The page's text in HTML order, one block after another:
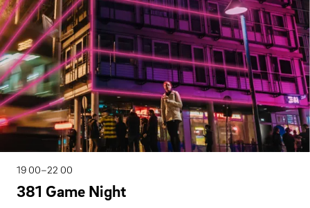
19 00–22 00
381 Game Night